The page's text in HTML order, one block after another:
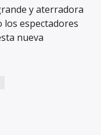
y aterradora
espectadores
nueva